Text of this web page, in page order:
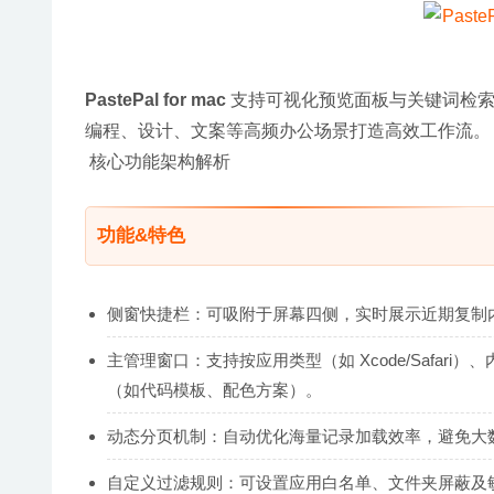
PastePal for mac 支持可视化预览面板与关键词检
编程、设计、文案等高频办公场景打造高效工作流。
核心功能架构解析
功能&特色
侧窗快捷栏：可吸附于屏幕四侧，实时展示近期复
主管理窗口：支持按应用类型（如 Xcode/Safari）
（如代码模板、配色方案）。
动态分页机制：自动优化海量记录加载效率，避免大
自定义过滤规则：可设置应用白名单、文件夹屏蔽